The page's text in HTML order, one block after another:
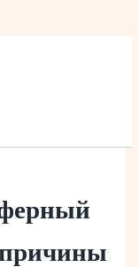
причины